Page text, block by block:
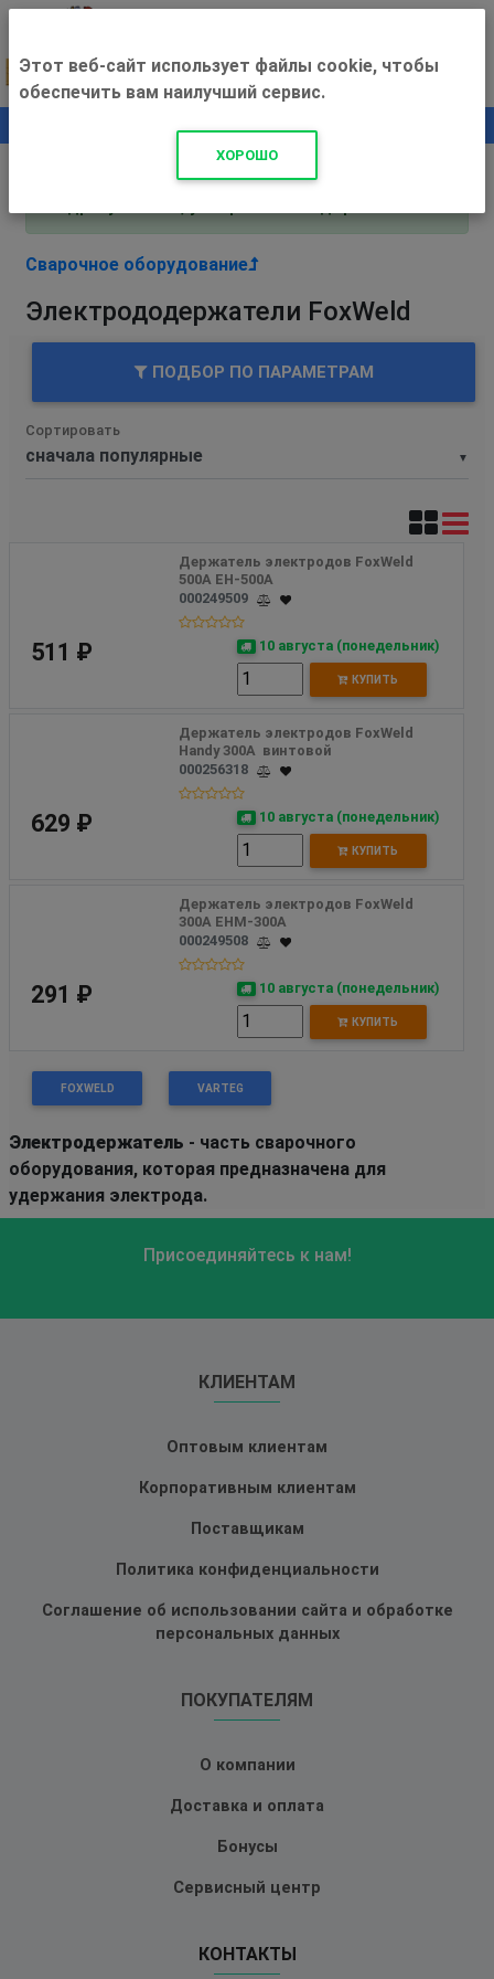
+500 ₽
Внимание! С 3 августа магазин работает по
Сварочное оборудование
Электрододержатели FoxWeld
ПОДБОР ПО ПАРАМЕТРАМ
▼
Сортировать
Держатель электродов FoxWeld
500А EH-500А
000249509
511 ₽ 10 августа (понедельник)
КУПИТЬ
Держатель электродов FoxWeld
Handy 300А  винтовой
000256318
629 ₽ 10 августа (понедельник)
КУПИТЬ
Держатель электродов FoxWeld
300А EHM-300А
000249508
291 ₽ 10 августа (понедельник)
КУПИТЬ
FOXWELD VARTEG
Электродержатель - часть сварочного
оборудования, которая предназначена для
удержания электрода.
Присоединяйтесь к нам!
КЛИЕНТАМ
Оптовым клиентам
Корпоративным клиентам
Поставщикам
Политика конфиденциальности
Соглашение об использовании сайта и обработке
персональных данных
ПОКУПАТЕЛЯМ
О компании
Доставка и оплата
Бонусы
Сервисный центр
КОНТАКТЫ
Этот веб-сайт использует файлы cookie, чтобы
обеспечить вам наилучший сервис.
ХОРОШО